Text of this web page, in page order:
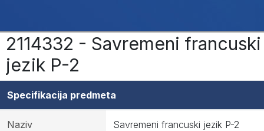
2114332 - Savremeni francuski
jezik P-2
Specifikacija predmeta
Naziv Savremeni francuski jezik P-2